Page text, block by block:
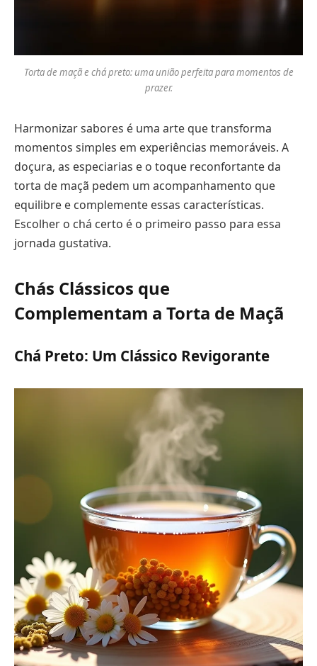
Torta de maçã e chá preto: uma união perfeita para momentos de
prazer.
Harmonizar sabores é uma arte que transforma
momentos simples em experiências memoráveis. A
doçura, as especiarias e o toque reconfortante da
torta de maçã pedem um acompanhamento que
equilibre e complemente essas características.
Escolher o chá certo é o primeiro passo para essa
jornada gustativa.
Chás Clássicos que
Complementam a Torta de Maçã
Chá Preto: Um Clássico Revigorante